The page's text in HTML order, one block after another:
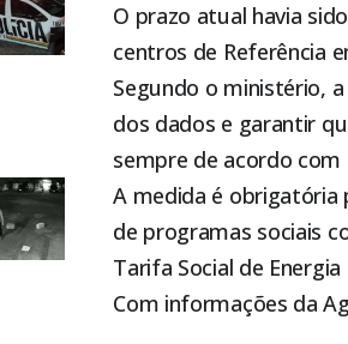
O prazo atual havia
centros de Referência
Segundo o ministério,
dos dados e garantir
sempre de acordo com
A medida é obrigatória
de programas sociais
Tarifa Social de Energia
Com informações da